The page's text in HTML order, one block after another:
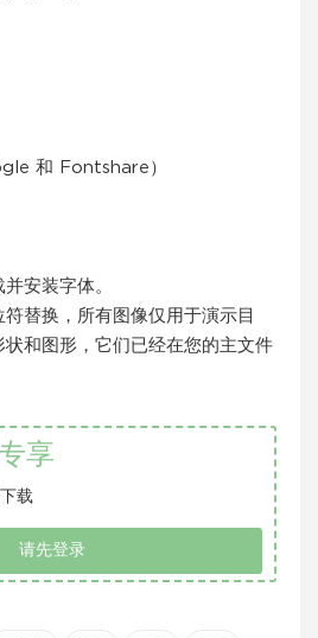
和 Fontshare）
安装字体。
替换，所有图像仅用于演示目
和图形，它们已经在您的主文件
享
载
请先登录